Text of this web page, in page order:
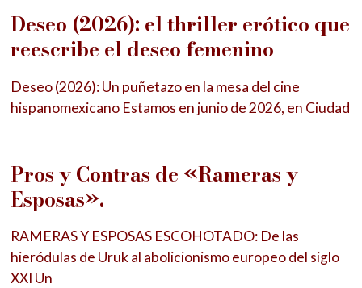
Deseo (2026): el thriller erótico que
reescribe el deseo femenino
Deseo (2026): Un puñetazo en la mesa del cine
hispanomexicano Estamos en junio de 2026, en Ciudad
Pros y Contras de «Rameras y
Esposas».
RAMERAS Y ESPOSAS ESCOHOTADO: De las
hieródulas de Uruk al abolicionismo europeo del siglo
XXI Un